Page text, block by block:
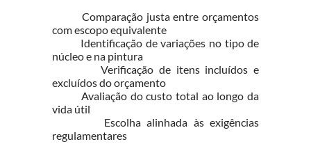
Comparação justa entre orçamentos
com escopo equivalente
Identificação de variações no tipo de
núcleo e na pintura
Verificação de itens incluídos e
excluídos do orçamento
Avaliação do custo total ao longo da
vida útil
Escolha alinhada às exigências
regulamentares